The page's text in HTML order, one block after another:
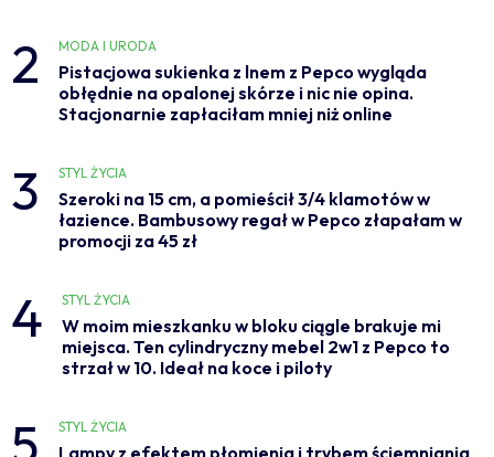
2 MODA I URODA
Pistacjowa sukienka z lnem z Pepco wygląda
obłędnie na opalonej skórze i nic nie opina.
Stacjonarnie zapłaciłam mniej niż online
3 STYL ŻYCIA
Szeroki na 15 cm, a pomieścił 3/4 klamotów w
łazience. Bambusowy regał w Pepco złapałam w
promocji za 45 zł
4 STYL ŻYCIA
W moim mieszkanku w bloku ciągle brakuje mi
miejsca. Ten cylindryczny mebel 2w1 z Pepco to
strzał w 10. Ideał na koce i piloty
STYL ŻYCIA